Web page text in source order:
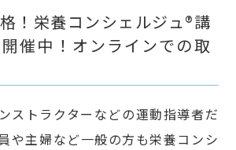
！栄養コンシェルジュ®講
催中！オンラインでの取
ストラクターなどの運動指導者だ
や主婦など一般の方も栄養コンシ